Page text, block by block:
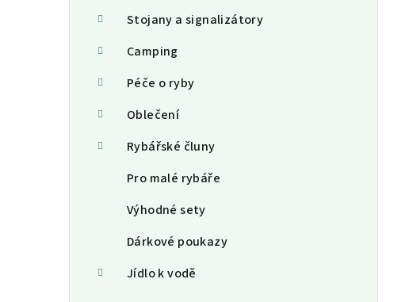
Stojany a signalizátory
Camping
Péče o ryby
Oblečení
Rybářské čluny
Pro malé rybáře
Výhodné sety
Dárkové poukazy
Jídlo k vodě